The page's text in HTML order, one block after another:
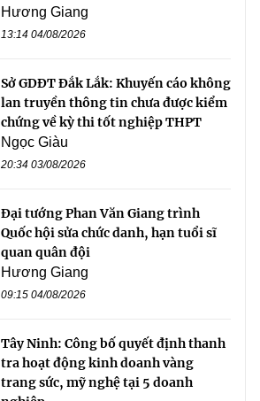
Hương Giang
13:14 04/08/2026
Sở GDĐT Đắk Lắk: Khuyến cáo không
lan truyền thông tin chưa được kiểm
chứng về kỳ thi tốt nghiệp THPT
Ngọc Giàu
20:34 03/08/2026
Đại tướng Phan Văn Giang trình
Quốc hội sửa chức danh, hạn tuổi sĩ
quan quân đội
Hương Giang
09:15 04/08/2026
Tây Ninh: Công bố quyết định thanh
tra hoạt động kinh doanh vàng
trang sức, mỹ nghệ tại 5 doanh